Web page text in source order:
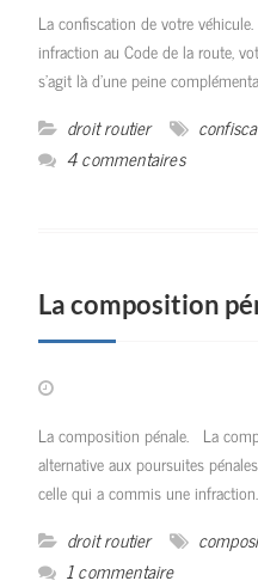
La confiscation de votre
infraction au Code de la route,
s’agit là d’une peine
droit routier
4 commentaires
La composition
La composition pénale. La
alternative aux poursuites
celle qui a commis une
droit routier
1 commentaire